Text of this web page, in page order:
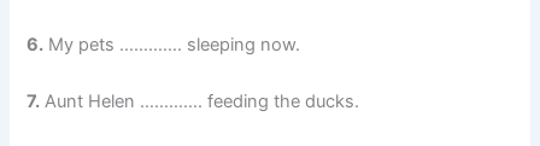
6. My pets …………. sleeping now.
7. Aunt Helen …………. feeding the ducks.